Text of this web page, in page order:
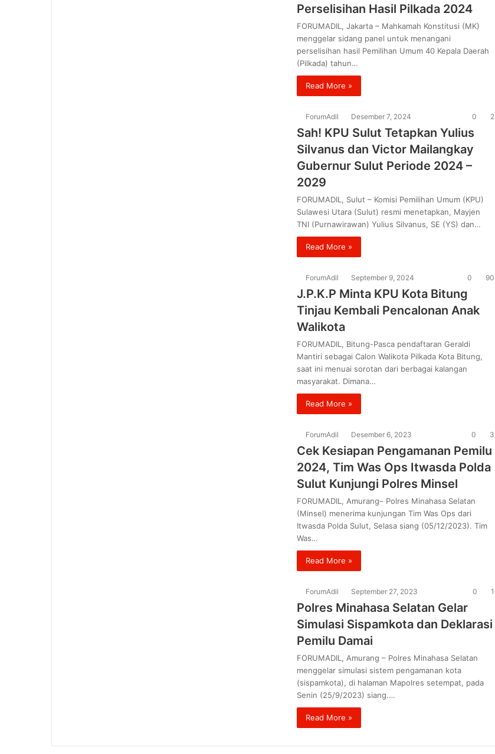
Perselisihan Hasil Pilkada 2024
FORUMADIL, Jakarta – Mahkamah Konstitusi (MK)
menggelar sidang panel untuk menangani
perselisihan hasil Pemilihan Umum 40 Kepala Daerah
(Pilkada) tahun…
Read More »
ForumAdil Desember 7, 2024 0 2
Sah! KPU Sulut Tetapkan Yulius
Silvanus dan Victor Mailangkay
Gubernur Sulut Periode 2024 –
2029
FORUMADIL, Sulut – Komisi Pemilihan Umum (KPU)
Sulawesi Utara (Sulut) resmi menetapkan, Mayjen
TNI (Purnawirawan) Yulius Silvanus, SE (YS) dan…
Read More »
ForumAdil September 9, 2024 0 90
J.P.K.P Minta KPU Kota Bitung
Tinjau Kembali Pencalonan Anak
Walikota
FORUMADIL, Bitung-Pasca pendaftaran Geraldi
Mantiri sebagai Calon Walikota Pilkada Kota Bitung,
saat ini menuai sorotan dari berbagai kalangan
masyarakat. Dimana…
Read More »
ForumAdil Desember 6, 2023 0 3
Cek Kesiapan Pengamanan Pemilu
2024, Tim Was Ops Itwasda Polda
Sulut Kunjungi Polres Minsel
FORUMADIL, Amurang– Polres Minahasa Selatan
(Minsel) menerima kunjungan Tim Was Ops dari
Itwasda Polda Sulut, Selasa siang (05/12/2023). Tim
Was…
Read More »
ForumAdil September 27, 2023 0 1
Polres Minahasa Selatan Gelar
Simulasi Sispamkota dan Deklarasi
Pemilu Damai
FORUMADIL, Amurang – Polres Minahasa Selatan
menggelar simulasi sistem pengamanan kota
(sispamkota), di halaman Mapolres setempat, pada
Senin (25/9/2023) siang.…
Read More »